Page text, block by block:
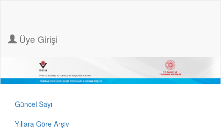
Üye Girişi
Güncel Sayı
Yıllara Göre Arşiv